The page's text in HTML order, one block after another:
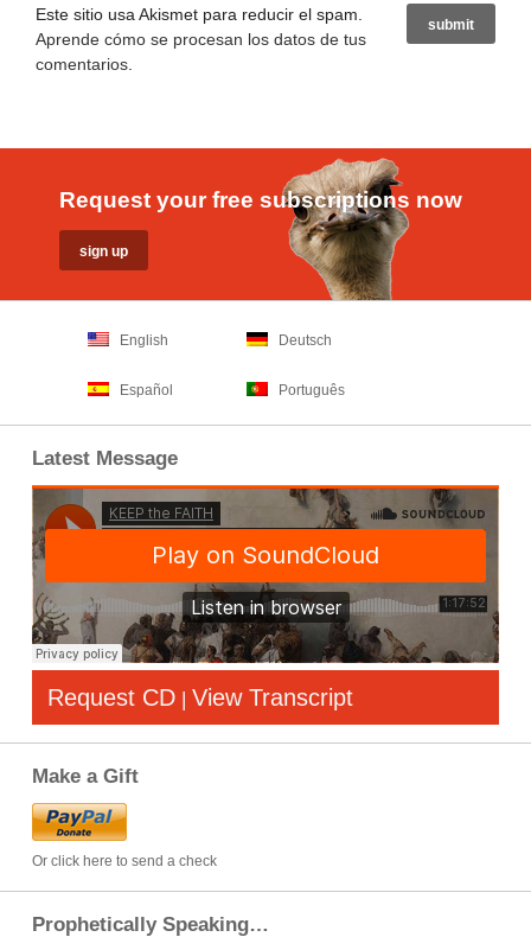
Este sitio usa Akismet para reducir el spam.
Aprende cómo se procesan los datos de tus
comentarios
Request your free subscriptions now
English Deutsch
Español Português
Latest Message
Request CD | View Transcript
Make a Gift
Or click here to send a check
Prophetically Speaking…